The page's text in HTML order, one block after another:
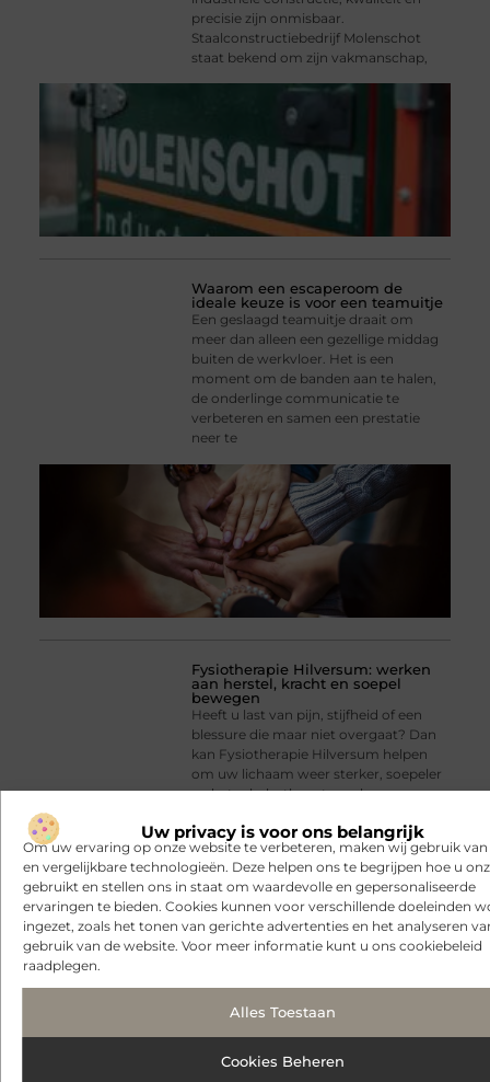
Uw privacy is voor ons belangrijk
Om uw ervaring op onze website te verbeteren, maken wij gebruik van
en vergelijkbare technologieën. Deze helpen ons te begrijpen hoe u
gebruikt en stellen ons in staat om waardevolle en gepersonaliseerde
ervaringen te bieden. Cookies kunnen voor verschillende doeleinden
ingezet, zoals het tonen van gerichte advertenties en het analyseren
gebruik van de website. Voor meer informatie kunt u ons cookiebeleid
raadplegen.
Alles Toestaan
Cookies Beheren
precisie zijn onmisbaar.
Staalconstructiebedrijf Molenschot
staat bekend om zijn vakmanschap,
Waarom een escaperoom de
ideale keuze is voor een teamuitje
Een geslaagd teamuitje draait om
meer dan alleen een gezellige middag
buiten de werkvloer. Het is een
moment om de banden aan te halen,
de onderlinge communicatie te
verbeteren en samen een prestatie
neer te
Fysiotherapie Hilversum: werken
aan herstel, kracht en soepel
bewegen
Heeft u last van pijn, stijfheid of een
blessure die maar niet overgaat? Dan
kan Fysiotherapie Hilversum helpen
om uw lichaam weer sterker, soepeler
en beter belastbaar te maken.
verminderen